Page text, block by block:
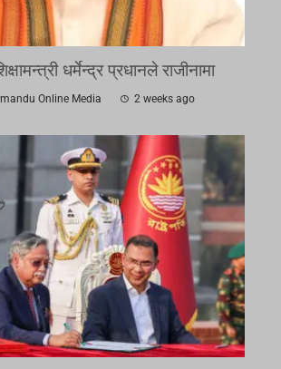
धर्मेन्द्र प्रधानले राजीनामा
Online Media 2 weeks ago